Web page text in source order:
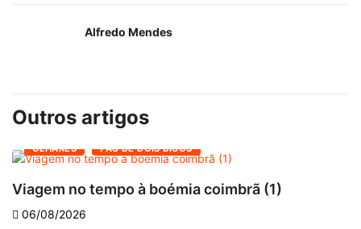
Alfredo Mendes
Outros artigos
OLHARES PAU DE DOIS BICOS
Viagem no tempo à boémia coimbrã (1)
06/08/2026